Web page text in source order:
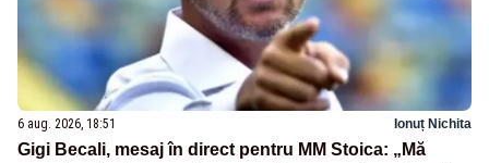
6 aug. 2026, 18:51 Ionuț Nichita
Gigi Becali, mesaj în direct pentru MM Stoica: „Mă